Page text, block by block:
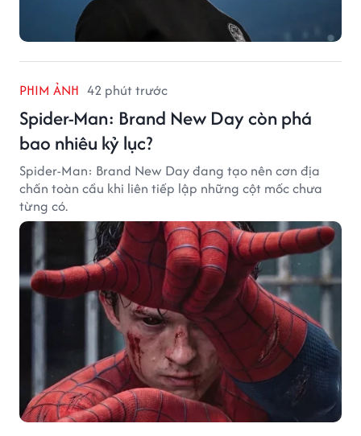
PHIM ẢNH 42 phút trước
Spider-Man: Brand New Day còn phá
bao nhiêu kỷ lục?
Spider-Man: Brand New Day đang tạo nên cơn địa
chấn toàn cầu khi liên tiếp lập những cột mốc chưa
từng có.